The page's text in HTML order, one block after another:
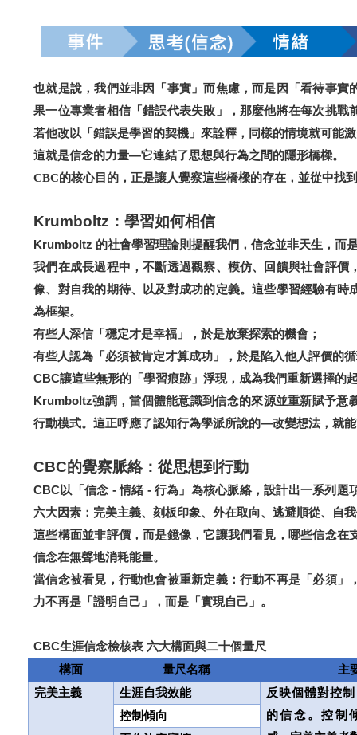
也就是說，我們並非因「事實」而焦慮，而是因「看待事實
果一位專業者相信「錯誤代表失敗」，那麼他將在每次挑戰
若他改以「錯誤是學習的契機」來詮釋，同樣的情境就可能
這就是信念的力量—它連結了思想與行為之間的隱形橋樑。
CBC的核心目的 ，正是讓人覺察這些橋樑的存在，並從中找
Krumboltz ：學習如何相信
Krumboltz 的社會學習理論則提醒我們，信念並非天生，而
我們在成長過程中，不斷透過觀察、模仿、回饋與社會評價
像、對自我的期待、以及對成功的定義。這些學習經驗有時
為框架。
有些人深信「穩定才是幸福」，於是放棄探索的機會；
有些人認為「必須被肯定才算成功」，於是陷入他人評價的
CBC讓這些無形的「學習痕跡」浮現，成為我們重新選擇的
Krumboltz強調，當個體能意識到信念的來源並重新賦予意
行動模式。這正呼應了認知行為學派所說的—改變想法，就
CBC的覺察脈絡：從思想到行動
CBC以「信念 - 情緒 - 行為」為核心脈絡，設計出一系列題
六大因素：完美主義、刻板印象、外在取向、逃避順從、自
這些構面並非評價，而是鏡像，它讓我們看見，哪些信念在
信念在無聲地消耗能量。
當信念被看見，行動也會被重新定義：行動不再是「必須」
力不再是「證明自己」，而是 「實現自己」 。
CBC生涯信念檢核表 六大構面與二十個量尺
構面 量尺名稱
主
完美主義
生涯自我效能
反映個體對控
的信念。控制
控制傾向